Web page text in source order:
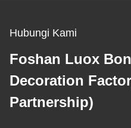
Hubungi Kami
Foshan Luox
Decoration
Partnership)